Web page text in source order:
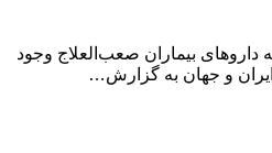
داروهای بیماران صعب‌العلاج وجود
ایران و جهان به گزارش…